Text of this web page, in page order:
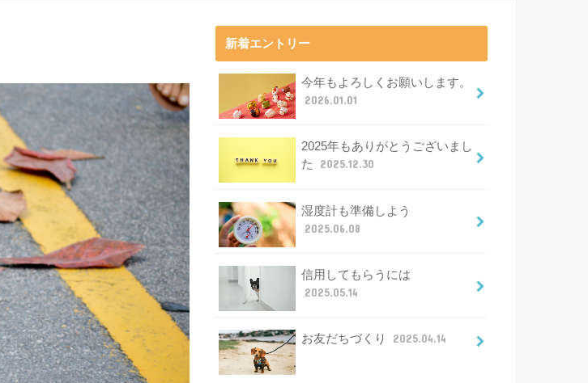
新着エントリー
今年もよろしくお願いします。
2026.01.01
2025年もありがとうございまし
た
2025.12.30
湿度計も準備しよう
2025.06.08
信用してもらうには
2025.05.14
お友だちづくり 2025.04.14